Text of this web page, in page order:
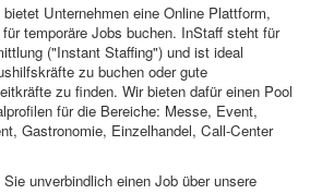
Unternehmen eine Online Plattform,
temporäre Jobs buchen. InStaff steht für
("Instant Staffing") und ist ideal
zu buchen oder gute
zu finden. Wir bieten dafür einen Pool
für die Bereiche: Messe, Event,
Gastronomie, Einzelhandel, Call-Center
unverbindlich einen Job über unsere